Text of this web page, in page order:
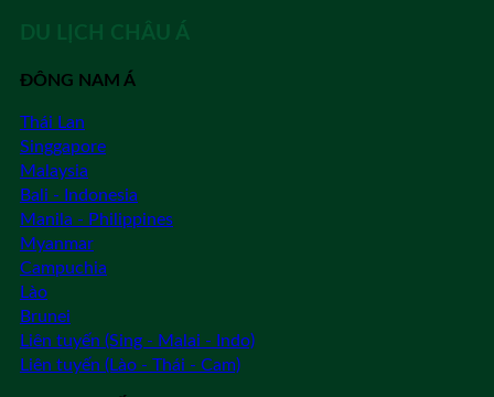
DU LỊCH CHÂU Á
ĐÔNG NAM Á
Thái Lan
Singgapore
Malaysia
Bali - Indonesia
Manila - Philippines
Myanmar
Campuchia
Lào
Brunei
Liên tuyến (Sing - Malai - Indo)
Liên tuyến (Lào - Thái - Cam)